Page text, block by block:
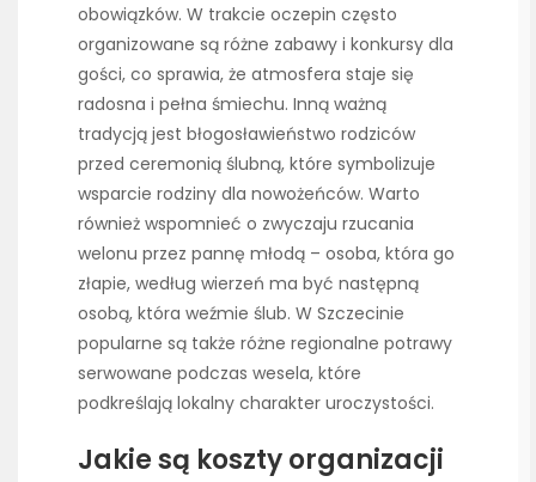
obowiązków. W trakcie oczepin często
organizowane są różne zabawy i konkursy dla
gości, co sprawia, że atmosfera staje się
radosna i pełna śmiechu. Inną ważną
tradycją jest błogosławieństwo rodziców
przed ceremonią ślubną, które symbolizuje
wsparcie rodziny dla nowożeńców. Warto
również wspomnieć o zwyczaju rzucania
welonu przez pannę młodą – osoba, która go
złapie, według wierzeń ma być następną
osobą, która weźmie ślub. W Szczecinie
popularne są także różne regionalne potrawy
serwowane podczas wesela, które
podkreślają lokalny charakter uroczystości.
Jakie są koszty organizacji